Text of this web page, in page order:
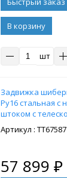
В корзину
шт
Задвижка
Ру16 стальная
штоком с
1050-1750 мм, на
управление
: ТТ67587
57 899 ₽